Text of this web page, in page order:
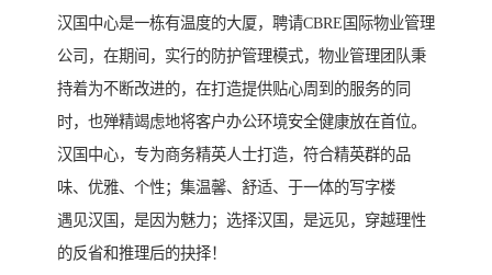
汉国中心是一栋有温度的大厦，聘请CBRE国际物业管理
公司，在期间，实行的防护管理模式，物业管理团队秉
持着为不断改进的，在打造提供贴心周到的服务的同
时，也殚精竭虑地将客户办公环境安全健康放在首位。
汉国中心，专为商务精英人士打造，符合精英群的品
味、优雅、个性；集温馨、舒适、于一体的写字楼
遇见汉国，是因为魅力；选择汉国，是远见，穿越理性
的反省和推理后的抉择！